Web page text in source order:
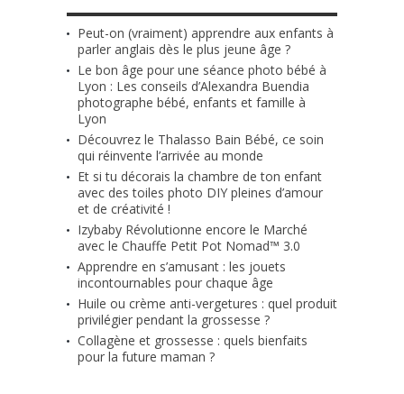
Peut-on (vraiment) apprendre aux enfants à
parler anglais dès le plus jeune âge ?
Le bon âge pour une séance photo bébé à
Lyon : Les conseils d’Alexandra Buendia
photographe bébé, enfants et famille à
Lyon
Découvrez le Thalasso Bain Bébé, ce soin
qui réinvente l’arrivée au monde
Et si tu décorais la chambre de ton enfant
avec des toiles photo DIY pleines d’amour
et de créativité !
Izybaby Révolutionne encore le Marché
avec le Chauffe Petit Pot Nomad™ 3.0
Apprendre en s’amusant : les jouets
incontournables pour chaque âge
Huile ou crème anti-vergetures : quel produit
privilégier pendant la grossesse ?
Collagène et grossesse : quels bienfaits
pour la future maman ?